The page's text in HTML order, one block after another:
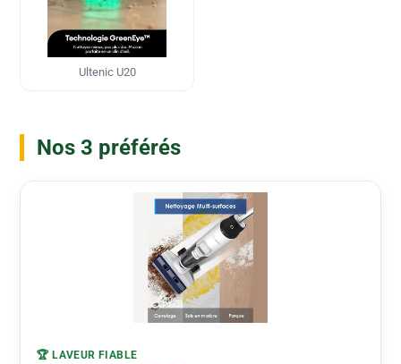
Ultenic U20
Nos 3 préférés
🏆 LAVEUR FIABLE